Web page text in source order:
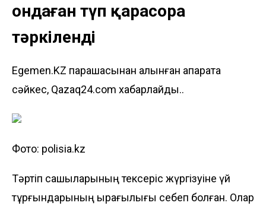
ондаған түп қарасора
тәркіленді
Egemen.KZ парақшасынан алынған ақпаратқа
сәйкес, Qazaq24.com хабарлайды..
Фото: polisia.kz
Тәртіп сақшыларының тексеріс жүргізуіне үй
тұрғындарының қырағылығы себеп болған. Олар